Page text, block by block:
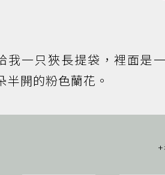
我一只狹長提袋，裡面是
開的粉色蘭花。